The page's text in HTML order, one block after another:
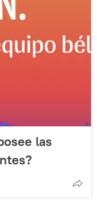
las